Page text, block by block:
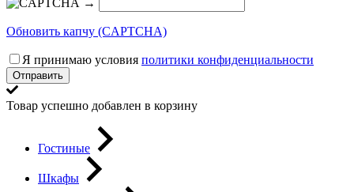
→
Обновить капчу (CAPTCHA)
Я принимаю условия политики конфиденциальности
Отправить
Товар успешно добавлен в корзину
Гостиные
Шкафы